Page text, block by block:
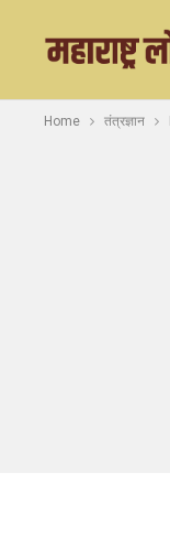
Home तंत्रज्ञान